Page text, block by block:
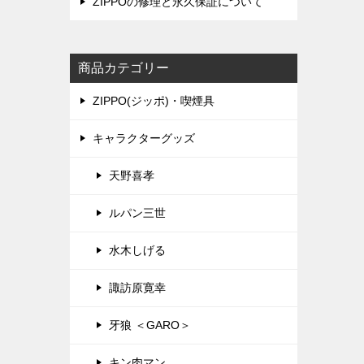
商品カテゴリー
ZIPPO(ジッポ)・喫煙具
キャラクターグッズ
天野喜孝
ルパン三世
水木しげる
諏訪原寛幸
牙狼 ＜GARO＞